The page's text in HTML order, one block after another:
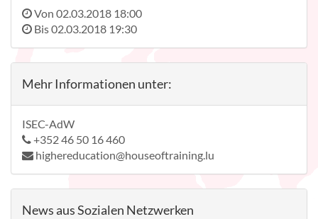
Von 02.03.2018 18:00
Bis02.03.2018 19:30
Mehr Informationen unter:
ISEC-AdW
+352 46 50 16 460
highereducation@houseoftraining.lu
News aus Sozialen Netzwerken